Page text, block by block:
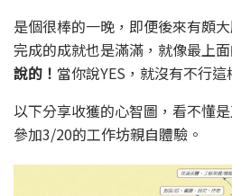
是個很棒的一晚，即便後來有頗
完成的成就也是滿滿，就像最上面
說的！ 當你說YES，就沒有不行這
以下分享收獲的心智圖，看不懂
參加3/20的工作坊親自體驗。